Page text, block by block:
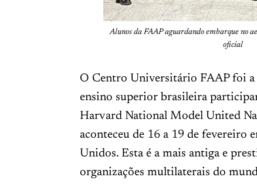
Alunos da FAAP aguardando embarque no
oficial
O Centro Universitário FAAP foi
ensino superior brasileira
Harvard National Model United
aconteceu de 16 a 19 de fevereiro
Unidos. Esta é a mais antiga e
organizações multilaterais do